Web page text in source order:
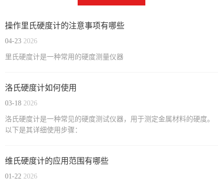
操作里氏硬度计的注意事项有哪些
04-23 2026
里氏硬度计是一种常用的硬度测量仪器
洛氏硬度计如何使用
03-18 2026
洛氏硬度计是一种常见的硬度测试仪器，用于测定金属材料的硬度。
以下是其详细使用步骤：
维氏硬度计的应用范围有哪些
01-22 2026